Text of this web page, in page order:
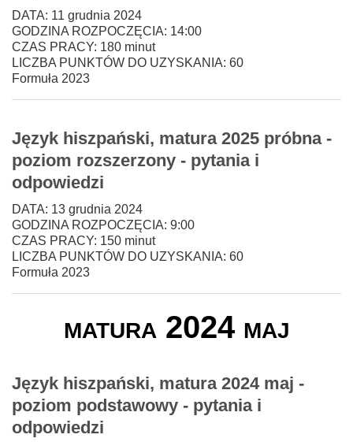
DATA: 11 grudnia 2024
GODZINA ROZPOCZĘCIA: 14:00
CZAS PRACY: 180 minut
LICZBA PUNKTÓW DO UZYSKANIA: 60
Formuła 2023
Język hiszpański, matura 2025 próbna -
poziom rozszerzony - pytania i
odpowiedzi
DATA: 13 grudnia 2024
GODZINA ROZPOCZĘCIA: 9:00
CZAS PRACY: 150 minut
LICZBA PUNKTÓW DO UZYSKANIA: 60
Formuła 2023
matura 2024 maj
Język hiszpański, matura 2024 maj -
poziom podstawowy - pytania i
odpowiedzi